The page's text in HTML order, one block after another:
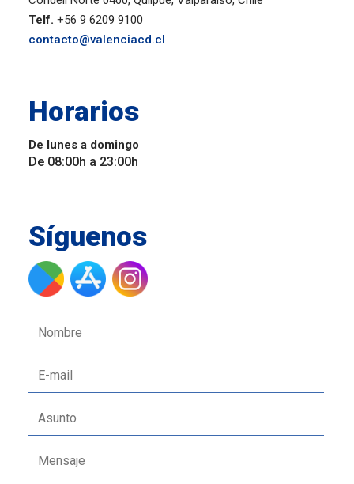
Telf. +56 9 6209 9100
contacto@valenciacd.cl
Horarios
De lunes a domingo
De 08:00h a 23:00h
Síguenos